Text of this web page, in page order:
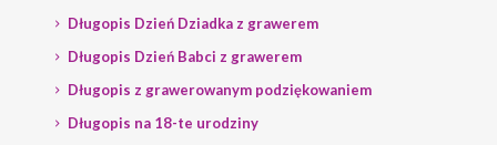
Długopis Dzień Dziadka z grawerem
Długopis Dzień Babci z grawerem
Długopis z grawerowanym podziękowaniem
Długopis na 18-te urodziny